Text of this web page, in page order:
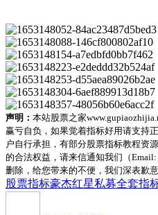
声明： 本站股票之家
赢亏自负，如果觉着指标好用请支持
户自行承担，有部分股票指标教程资
的合法权益，请来信通知我们（
删除，给您带来的不便，我们深表歉意
股票指标豪杰红星私募全套指